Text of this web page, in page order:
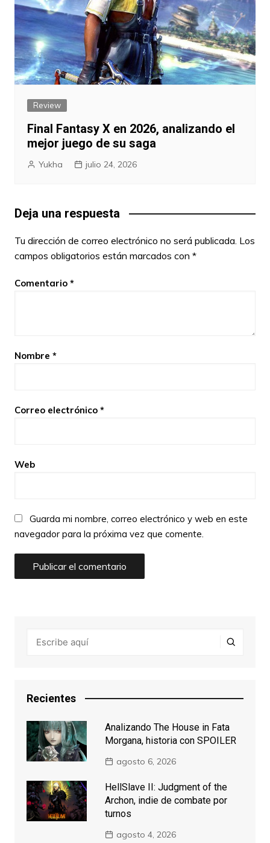
Review
Final Fantasy X en 2026, analizando el
mejor juego de su saga
Yukha julio 24, 2026
Deja una respuesta
Tu dirección de correo electrónico no será publicada. Los
campos obligatorios están marcados con *
Comentario *
Nombre *
Correo electrónico *
Web
Guarda mi nombre, correo electrónico y web en este
navegador para la próxima vez que comente.
Recientes
Analizando The House in Fata
Morgana, historia con SPOILER
agosto 6, 2026
HellSlave II: Judgment of the
Archon, indie de combate por
turnos
agosto 4, 2026